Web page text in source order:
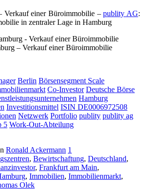
Verkauf einer Büroimmobilie –publity AG:
in zentraler Lage in Hamburg
– Verkauf einer Büroimmobilie
Berlin Börsensegment Scale
Co-Investor Deutsche Börse
Hamburg
Investitionsmittel ISIN DE0006972508
Netzwerk Portfolio publity publity ag
5 Work-Out-Abteilung
Ronald Ackermann 1
, Bewirtschaftung, Deutschland,
, Frankfurt am Main,
, Immobilien, Immobilienmarkt,
Olek